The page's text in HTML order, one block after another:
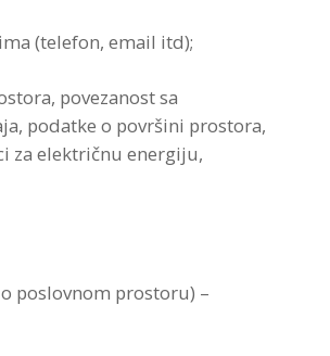
(telefon, email itd);
povezanost sa
podatke o površini prostora,
za električnu energiju,
poslovnom prostoru) –